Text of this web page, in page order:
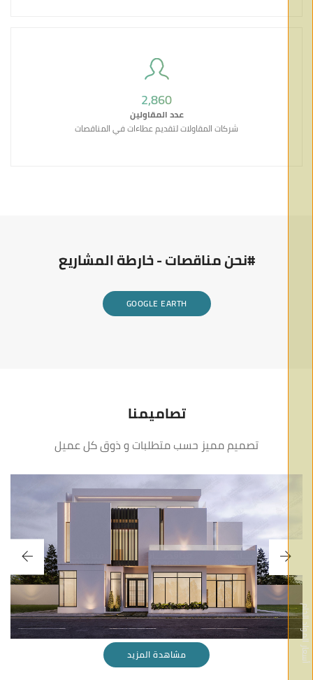
أسعار المواد الخام
3,011
عدد المقاولين
شركات المقاولات لتقديم عطاءات في المناقصات
#نحن مناقصات - خارطة المشاريع
GOOGLE EARTH
تصاميمنا
تصميم مميز حسب متطلبات و ذوق كل عميل
VILLA
مشاهدة المزيد